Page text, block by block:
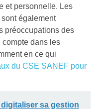
et personnelle. Les
également
préoccupations des
dans les
en ce qui
du CSE SANEF pour
sa gestion